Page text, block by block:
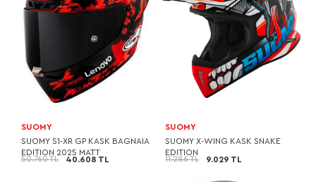
SUOMY
SUOMY S1-XR GP KASK BAGNAIA
EDITION 2025 MATT
50.760 TL 40.608 TL
SUOMY
SUOMY X-WING KASK SNAKE
EDITION
11.286 TL 9.029 TL